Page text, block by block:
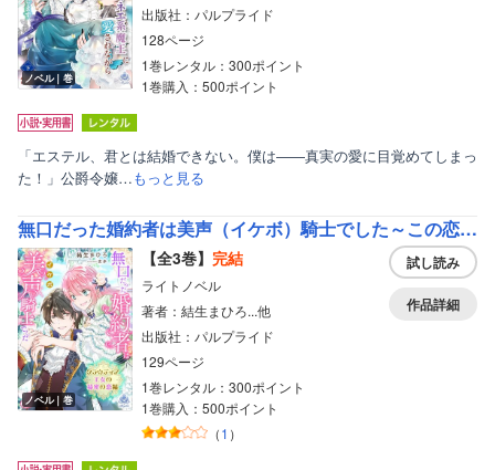
ノベル｜巻
出版社：パルプライド
128ページ
1巻レンタル：300ポイント
1巻購入：500ポイント
「エステル、君とは結婚できない。僕は――真実の愛に目覚めてしまっ
た！」公爵令嬢…もっと見る
無口だった婚約者は美声（イケボ）騎士でした～この恋は耳から始まった～
ノベル｜巻
【全3巻】 完結
ライトノベル
著者：結生まひろ...他
出版社：パルプライド
129ページ
1巻レンタル：300ポイント
1巻購入：500ポイント
（1 ）
試し読み
作品詳細